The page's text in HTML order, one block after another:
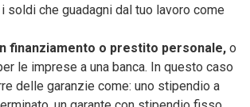
soldi che guadagni dal tuo lavoro come
finanziamento o prestito personale, o
le imprese a una banca. In questo caso
delle garanzie come: uno stipendio a